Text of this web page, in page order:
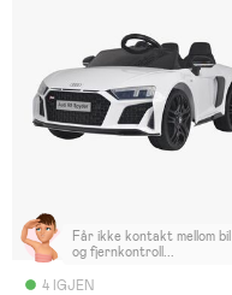
4 IGJEN
Får ikke kontakt mellom bil
og fjernkontroll...